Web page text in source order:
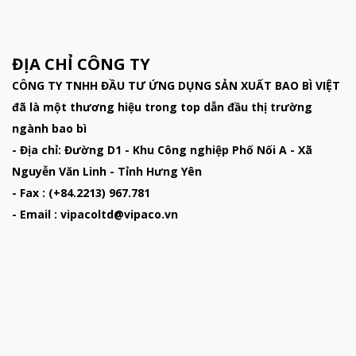
ĐỊA CHỈ CÔNG TY
CÔNG TY TNHH ĐẦU TƯ ỨNG DỤNG SẢN XUẤT BAO BÌ VIỆT
đã là một thương hiệu trong top dẫn đầu thị trường
ngành bao bì
- Địa chỉ: Đường D1 - Khu Công nghiệp Phố Nối A - Xã
Nguyễn Văn Linh - Tỉnh Hưng Yên
- Fax : (+84.2213) 967.781
- Email : vipacoltd@vipaco.vn